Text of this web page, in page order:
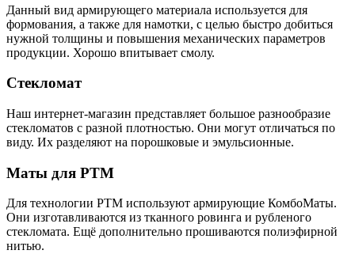
Данный вид армирующего материала используется для
формования, а также для намотки, с целью быстро добиться
нужной толщины и повышения механических параметров
продукции. Хорошо впитывает смолу.
Стекломат
Наш интернет-магазин представляет большое разнообразие
стекломатов с разной плотностью. Они могут отличаться по
виду. Их разделяют на порошковые и эмульсионные.
Маты для РТМ
Для технологии РТМ используют армирующие КомбоМаты.
Они изготавливаются из тканного ровинга и рубленого
стекломата. Ещё дополнительно прошиваются полиэфирной
нитью.